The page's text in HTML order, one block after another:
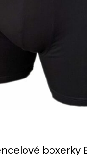
boxerky